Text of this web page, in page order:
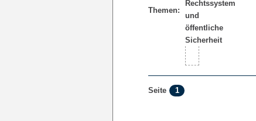
Themen:
Seite 1